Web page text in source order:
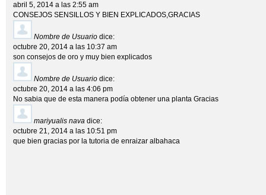
abril 5, 2014 a las 2:55 am
CONSEJOS SENSILLOS Y BIEN EXPLICADOS,GRACIAS
Nombre de Usuario dice:
octubre 20, 2014 a las 10:37 am
son consejos de oro y muy bien explicados
Nombre de Usuario dice:
octubre 20, 2014 a las 4:06 pm
No sabia que de esta manera podía obtener una planta Gracias
mariyualis nava dice:
octubre 21, 2014 a las 10:51 pm
que bien gracias por la tutoria de enraizar albahaca